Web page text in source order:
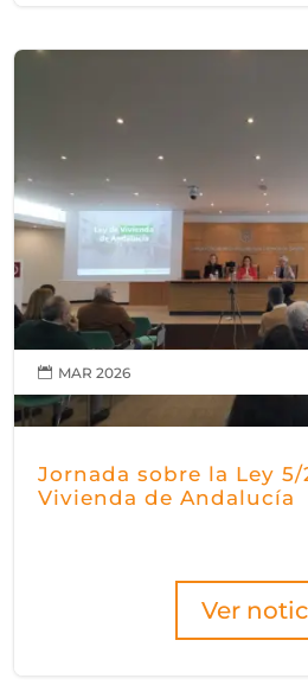
Jornada sobre la Ley 5/
Vivienda de Andalucía
Ver
 MAR 2026